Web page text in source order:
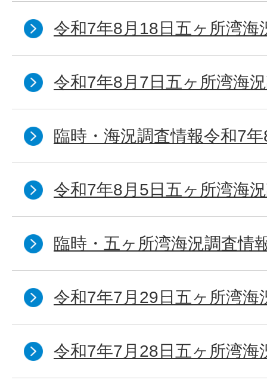
令和7年8月18日五ヶ所湾海
令和7年8月7日五ヶ所湾海
臨時・海況調査情報令和7
令和7年8月5日五ヶ所湾海
臨時・五ヶ所湾海況調査情
令和7年7月29日五ヶ所湾海
令和7年7月28日五ヶ所湾海